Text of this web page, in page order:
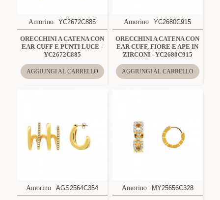
Amorino YC2672C885
ORECCHINI A CATENA CON
EAR CUFF E PUNTI LUCE -
YC2672C885
AGGIUNGI AL CARRELLO
Amorino YC2680C915
ORECCHINI A CATENA CON
EAR CUFF, FIORE E APE IN
ZIRCONI - YC2680C915
AGGIUNGI AL CARRELLO
Amorino AGS2564C354 Amorino MY25656C328